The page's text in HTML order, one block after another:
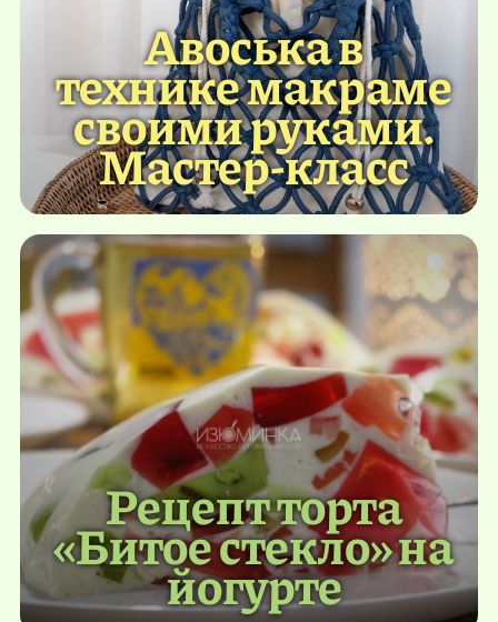
Авоська в
технике макраме
своими руками.
Мастер-класс
Рецепт торта
«Битое стекло» на
йогурте